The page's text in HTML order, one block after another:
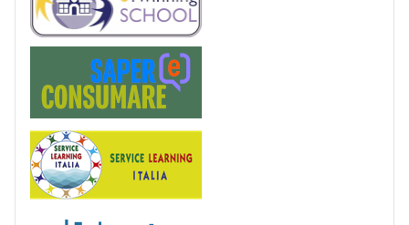
Service Learning